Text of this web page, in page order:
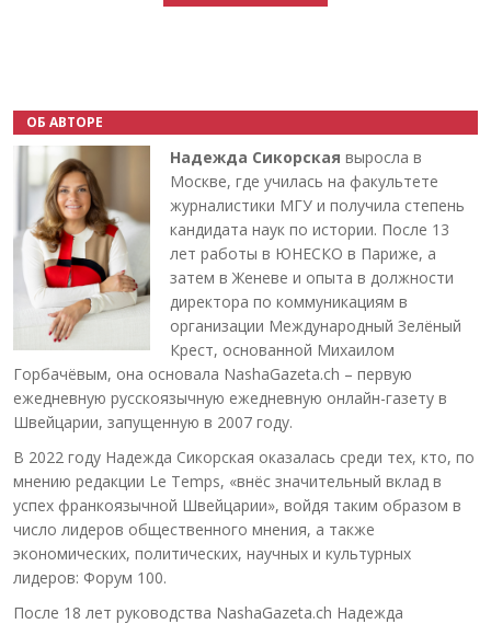
ОБ АВТОРЕ
Надежда Сикорская выросла в
Москве, где училась на факультете
журналистики МГУ и получила степень
кандидата наук по истории. После 13
лет работы в ЮНЕСКО в Париже, а
затем в Женеве и опыта в должности
директора по коммуникациям в
организации Международный Зелёный
Крест, основанной Михаилом
Горбачёвым, она основала NashaGazeta.ch – первую
ежедневную русскоязычную ежедневную онлайн-газету в
Швейцарии, запущенную в 2007 году.
В 2022 году Надежда Сикорская оказалась среди тех, кто, по
мнению редакции Le Temps, «внёс значительный вклад в
успех франкоязычной Швейцарии», войдя таким образом в
число лидеров общественного мнения, а также
экономических, политических, научных и культурных
лидеров: Форум 100.
После 18 лет руководства NashaGazeta.ch Надежда